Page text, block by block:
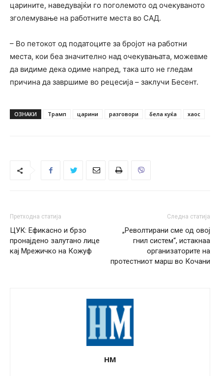
царините, наведувајќи го поголемото од очекуваното
зголемување на работните места во САД.
– Во петокот од податоците за бројот на работни
места, кои беа значително над очекувањата, можевме
да видиме дека одиме напред, така што не гледам
причина да завршиме во рецесија – заклучи Бесент.
ОЗНАКИ Трамп царини разговори бела куќа хаос
Претходна статија
ЦУК: Ефикасно и брзо
пронајдено залутано лице
кај Мрежичко на Кожуф
Следна статија
„Револтирани сме од овој
гнил систем“, истакнаа
организаторите на
протестниот марш во Кочани
НМ